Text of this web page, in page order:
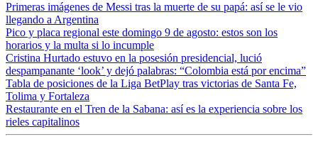
Primeras imágenes de Messi tras la muerte de su papá: así se le vio
llegando a Argentina
Pico y placa regional este domingo 9 de agosto: estos son los
horarios y la multa si lo incumple
Cristina Hurtado estuvo en la posesión presidencial, lució
despampanante ‘look’ y dejó palabras: “Colombia está por encima”
Tabla de posiciones de la Liga BetPlay tras victorias de Santa Fe,
Tolima y Fortaleza
Restaurante en el Tren de la Sabana: así es la experiencia sobre los
rieles capitalinos